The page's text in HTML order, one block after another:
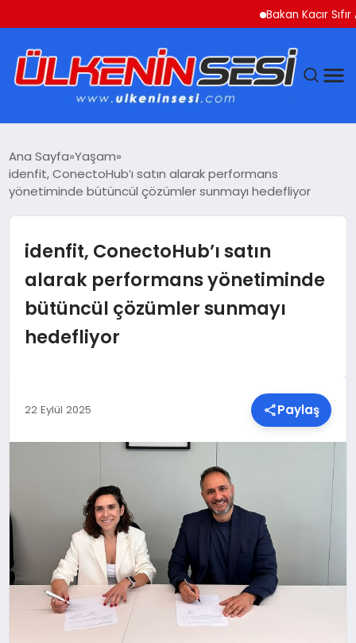
Bakan Kacır Sıfır Atık
EKONOMI
SAĞLIK
MALATYA HABERLERI
Ana Sayfa Yaşam
idenfit, ConectoHub’ı satın alarak performans
yönetiminde bütüncül çözümler sunmayı hedefliyor
idenfit, ConectoHub’ı satın
alarak performans yönetiminde
bütüncül çözümler sunmayı
hedefliyor
22 Eylül 2025 Paylaş